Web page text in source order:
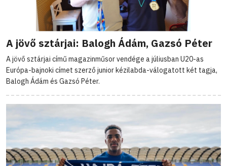
A jövő sztárjai: Balogh Ádám, Gazsó Péter
A jövő sztárjai című magazinműsor vendége a júliusban U20-as
Európa-bajnoki címet szerző junior kézilabda-válogatott két tagja,
Balogh Ádám és Gazsó Péter.